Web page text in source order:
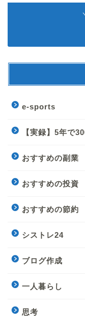
e-sports
【実録】5年で
おすすめの副業
おすすめの投資
おすすめの節約
シストレ24
ブログ作成
一人暮らし
思考